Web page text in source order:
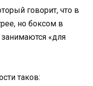
говорит, что в
но боксом в
«для
таков: